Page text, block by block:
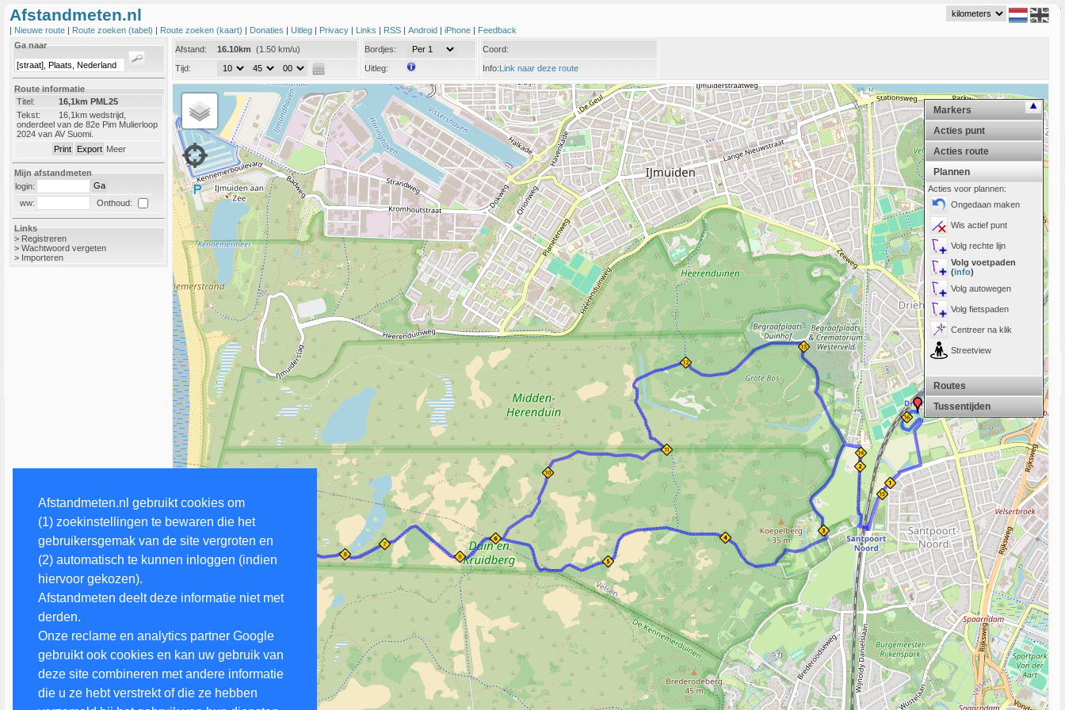
Afstandmeten.nl gebruikt cookies om
(1) zoekinstellingen te bewaren die het
gebruikersgemak van de site vergroten en
(2) automatisch te kunnen inloggen (indien
hiervoor gekozen).
Afstandmeten deelt deze informatie niet met
derden.
Onze reclame en analytics partner Google
gebruikt ook cookies en kan uw gebruik van
deze site combineren met andere informatie
die u ze hebt verstrekt of die ze hebben
Afstandmeten.nl
| Nieuwe route | Route zoeken (tabel) | Route zoeken (kaart) | Donaties | Uitleg | Privacy | Links | RSS | Android | iPhone | Feedback
Ga naar
Route informatie
Titel:
16,1km PML25
Tekst:
16,1km wedstrijd,
onderdeel van de 82e Pim Mulierloop
Meer
Mijn afstandmeten
login:
ww:
Onthoud:
Links
> Registreren
> Wachtwoord vergeten
> Importeren
Afstand: 16.10km
(1.50 km/u)
Tijd:
Bordjes:
Uitleg:
Coord:
Info:Link naar deze route
Markers
Acties punt
Acties route
Plannen
Acties voor plannen:
Ongedaan maken
Wis actief punt
Volg rechte lijn
Volg voetpaden
(info)
Volg autowegen
Volg fietspaden
Centreer na klik
Streetview
Routes
Tussentijden